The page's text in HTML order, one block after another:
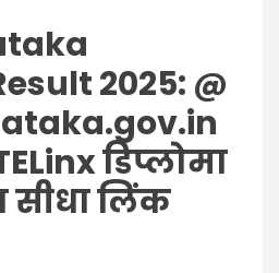
2025: @
डिप्लोमा
सीधा लिंक